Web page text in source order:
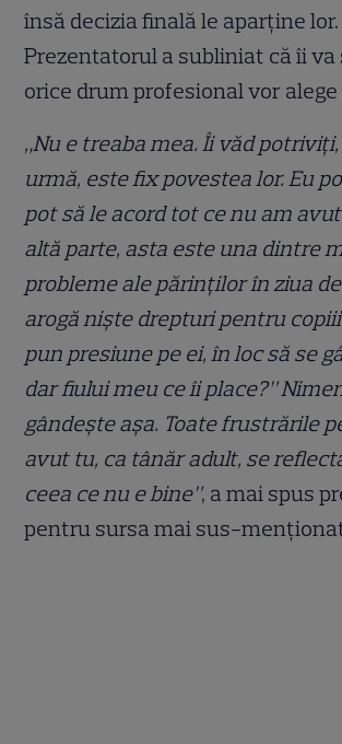
însă decizia finală le aparține lor.
Prezentatorul a subliniat că îi
orice drum profesional vor alege
„Nu e treaba mea. Îi văd
urmă, este fix povestea lor. Eu
pot să le acord tot ce nu am
altă parte, asta este una dintre
probleme ale părinților în ziua
arogă niște drepturi pentru
pun presiune pe ei, în loc să se
dar fiului meu ce îi place?”
gândește așa. Toate frustrările
avut tu, ca tânăr adult, se
ceea ce nu e bine”, a mai spus
pentru sursa mai sus-